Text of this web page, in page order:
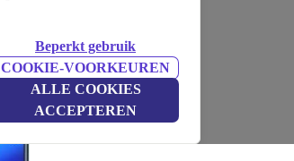
Beperkt gebruik
COOKIE-VOORKEUREN
ALLE COOKIES
ACCEPTEREN